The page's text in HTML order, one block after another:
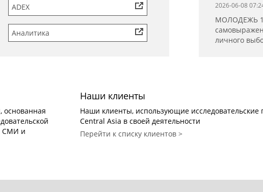
ADEX
Аналитика
2026-06-08
МОЛОДЕЖЬ
личного
основанная
СМИ и
Наши клиенты
Наши клиенты, использующие исследовательские
Central Asia в своей деятельности
Перейти к списку клиентов >